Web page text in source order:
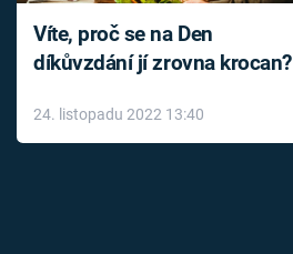
Víte, proč se na Den
díkůvzdání jí zrovna krocan?
24. listopadu 2022 13:40